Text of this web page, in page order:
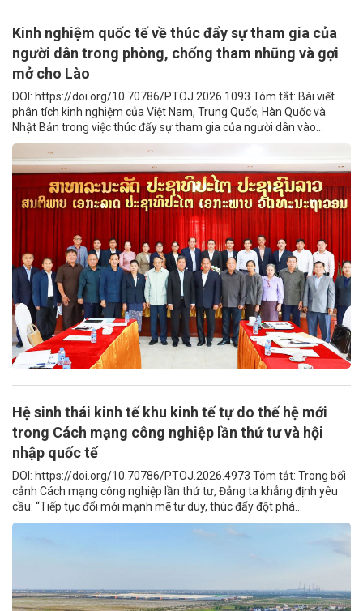
Kinh nghiệm quốc tế về thúc đẩy sự tham gia của
người dân trong phòng, chống tham nhũng và gợi
mở cho Lào
DOI: https://doi.org/10.70786/PTOJ.2026.1093 Tóm tắt: Bài viết
phân tích kinh nghiệm của Việt Nam, Trung Quốc, Hàn Quốc và
Nhật Bản trong việc thúc đẩy sự tham gia của người dân vào...
Hệ sinh thái kinh tế khu kinh tế tự do thế hệ mới
trong Cách mạng công nghiệp lần thứ tư và hội
nhập quốc tế
DOI: https://doi.org/10.70786/PTOJ.2026.4973 Tóm tắt: Trong bối
cảnh Cách mạng công nghiệp lần thứ tư, Đảng ta khẳng định yêu
cầu: “Tiếp tục đổi mới mạnh mẽ tư duy, thúc đẩy đột phá...